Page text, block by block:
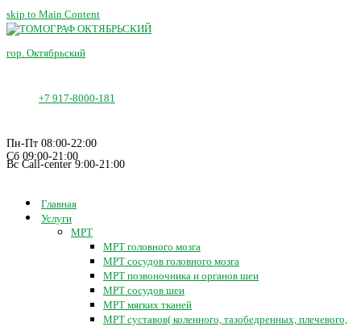
skip to Main Content
гор. Октябрьский
+7 917-8000-181
Пн-Пт 08:00-22:00
Сб 09:00-21:00
Вс Call-center 9:00-21:00
Главная
Услуги
МРТ
МРТ головного мозга
МРТ сосудов головного мозга
МРТ позвоночника и органов шеи
МРТ сосудов шеи
МРТ мягких тканей
МРТ суставов( коленного, тазобедренных, плечевого,